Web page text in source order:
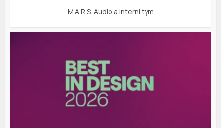
M.A.R.S. Audio a interní tým